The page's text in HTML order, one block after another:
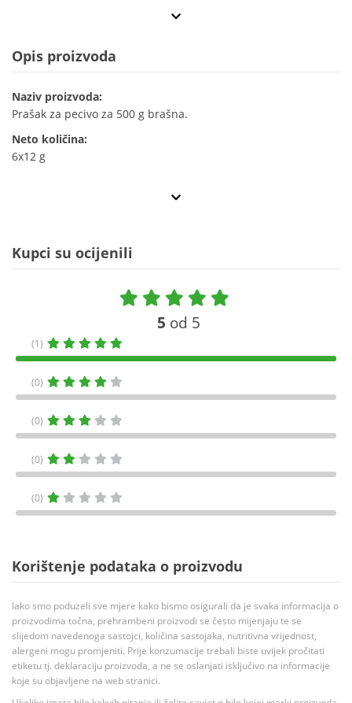
Opis proizvoda
Naziv proizvoda:
Prašak za pecivo za 500 g brašna.
Neto količina:
6x12 g
Kupci su ocijenili
5 od 5
(1)
(0)
(0)
(0)
(0)
Korištenje podataka o proizvodu
Iako smo poduzeli sve mjere kako bismo osigurali da je svaka informacija o
proizvodima točna, prehrambeni proizvodi se često mijenjaju te se
slijedom navedenoga sastojci, količina sastojaka, nutritivna vrijednost,
alergeni mogu promjeniti. Prije konzumacije trebali biste uvijek pročitati
etiketu tj. deklaraciju proizvoda, a ne se oslanjati isključivo na informacije
koje su objavljene na web stranici.